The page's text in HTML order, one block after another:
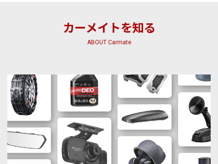
カーメイトを知る
ABOUT Carmate